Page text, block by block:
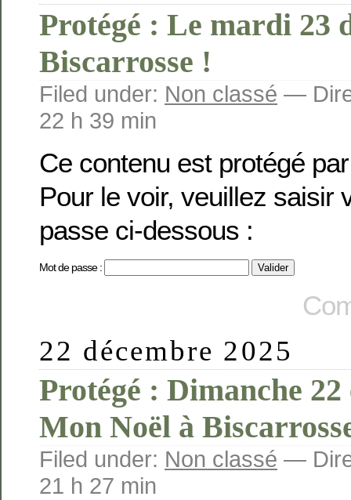
Protégé : Le mardi 23
Biscarrosse !
Filed under: Non classé —
22 h 39 min
Ce contenu est protégé
Pour le voir, veuillez saisir
passe ci-dessous :
Mot de passe :
22 décembre 2025
Protégé : Dimanche
Mon Noël à
Filed under: Non classé —
21 h 27 min